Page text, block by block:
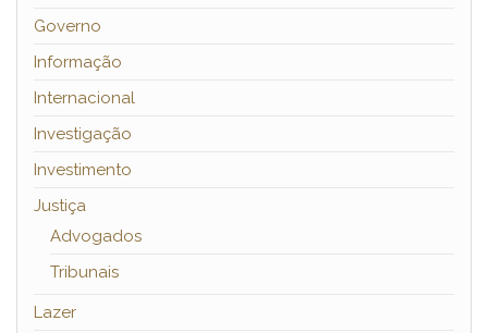
Governo
Informação
Internacional
Investigação
Investimento
Justiça
Advogados
Tribunais
Lazer